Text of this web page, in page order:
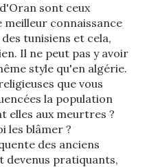
sont ceux
meilleur connaissance
tunisiens et cela,
Il ne peut pas y avoir
style qu'en algérie.
que vous
la population
elles aux meurtres ?
les blâmer ?
des anciens
devenus pratiquants,